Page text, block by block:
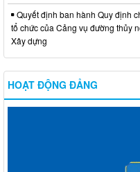
Quyết định ban hành Quy định
tổ chức của Cảng vụ đường thủy
Xây dựng
HOẠT ĐỘNG ĐẢNG